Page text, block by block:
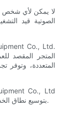
لا يمكن لأي شخص
الصوتية قيد
المتجر المقصد
المتعددة، وتوفر
بتوسيع نطاق الخدمات، مما يمكنه تلبية متطلبات العملاء بشكل كامل.